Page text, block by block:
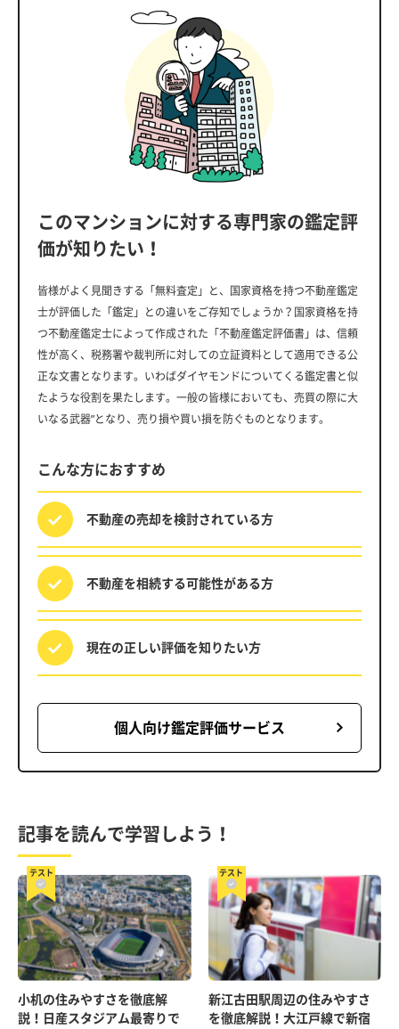
このマンションに対する専門家の鑑定評
価が知りたい！
皆様がよく見聞きする「無料査定」と、国家資格を持つ不動産鑑定
士が評価した「鑑定」との違いをご存知でしょうか？国家資格を持
つ不動産鑑定士によって作成された「不動産鑑定評価書」は、信頼
性が高く、税務署や裁判所に対しての立証資料として適用できる公
正な文書となります。いわばダイヤモンドについてくる鑑定書と似
たような役割を果たします。一般の皆様においても、売買の際に大
いなる武器”となり、売り損や買い損を防ぐものとなります。
こんな方におすすめ
不動産の売却を検討されている方
不動産を相続する可能性がある方
現在の正しい評価を知りたい方
個人向け鑑定評価サービス
記事を読んで学習しよう！
テスト
小机の住みやすさを徹底解
説！日産スタジアム最寄りで
テスト
新江古田駅周辺の住みやすさ
を徹底解説！大江戸線で新宿